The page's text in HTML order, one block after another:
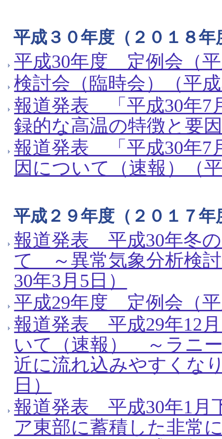
平成３０年度（２０１８年
平成30年度 定例会（平
検討会（臨時会）（平
報道発表 「平成30年7
録的な高温の特徴と要
報道発表 「平成30年7
因について（速報）（
平成２９年度（２０１７年
報道発表 平成30年冬
て ～異常気象分析検
30年3月5日）
平成29年度 定例会（平
報道発表 平成29年12
いて（速報） ～ラニ
近に流れ込みやすくな
日）
報道発表 平成30年1月
ア東部に蓄積した非常